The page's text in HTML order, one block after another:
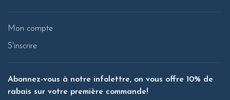
Mon compte
S'inscrire
Abonnez-vous à notre infolettre, on vous offre 10% de
rabais sur votre première commande!